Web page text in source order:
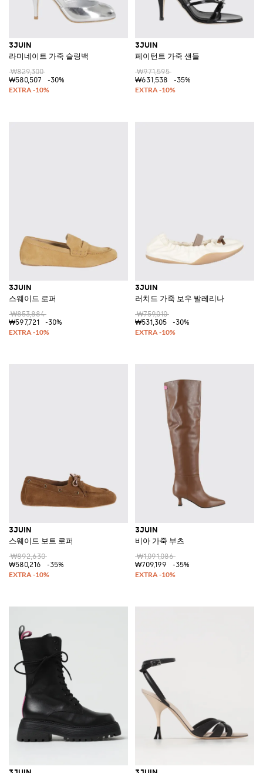
3JUIN
라미네이트 가죽 슬링백
₩829,300
₩580,507
-30%
3JUIN
페이턴트 가죽 샌들
₩971,595
₩631,538
-35%
3JUIN
스웨이드 로퍼
₩853,884
₩597,721
-30%
3JUIN
러치드 가죽 보우 발레리나
₩759,010
₩531,305
-30%
3JUIN
스웨이드 보트 로퍼
₩892,630
₩580,216
-35%
3JUIN
비아 가죽 부츠
₩1,091,086
₩709,199
-35%